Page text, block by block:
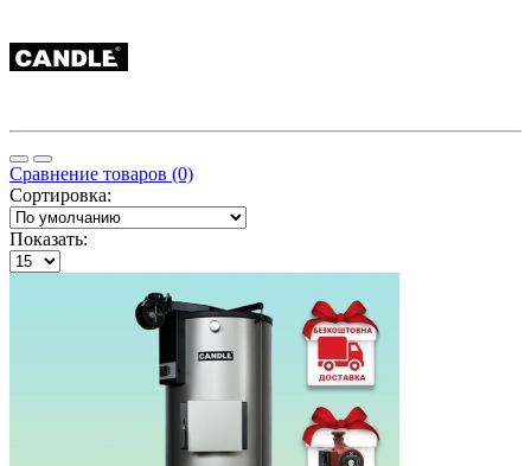
Сравнение товаров (0)
Сортировка:
Показать: